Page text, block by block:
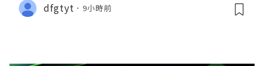
dfgtyt 9小時前